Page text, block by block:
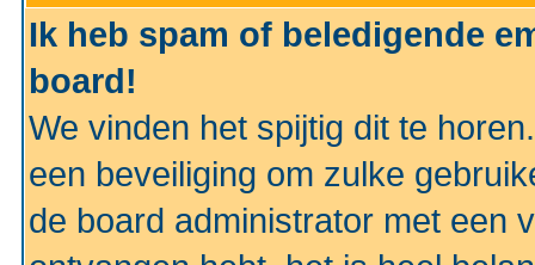
Ik heb spam of beledigende
board!
We vinden het spijtig dit te
een beveiliging om zulke
de board administrator met een